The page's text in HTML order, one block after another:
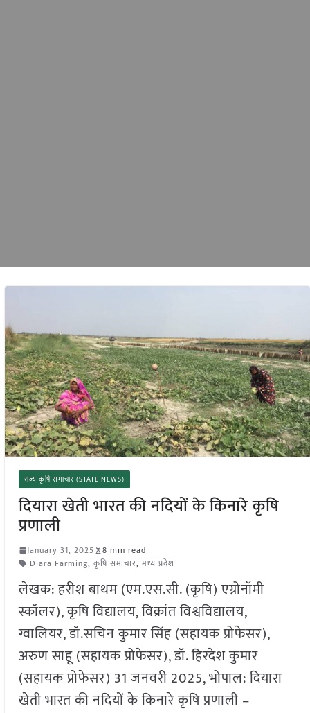
राज्य कृषि समाचार (STATE NEWS)
दियारा खेती भारत की नदियों के किनारे कृषि
प्रणाली
January 31, 2025
8 min read
Diara Farming, कृषि समाचार, मध्य प्रदेश
लेखक: हरीश बाथम (एम.एस.सी. (कृषि) एग्रोनॉमी
स्कॉलर), कृषि विद्यालय, विक्रांत विश्वविद्यालय,
ग्वालियर, डॉ.सचिन कुमार सिंह (सहायक प्रोफेसर),
अरुण साहू (सहायक प्रोफेसर), डॉ. हिरदेश कुमार
(सहायक प्रोफेसर) 31 जनवरी 2025, भोपाल: दियारा
खेती भारत की नदियों के किनारे कृषि प्रणाली –